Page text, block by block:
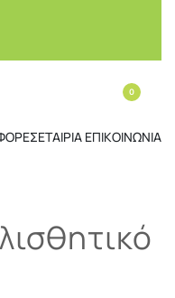
0
ΕΤΑΙΡΊΑ ΕΠΙΚΟΙΝΩΝΊΑ